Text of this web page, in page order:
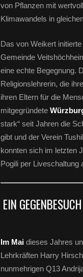
von Pflanzen mit
Klimawandels in
Das von Weikert
Gemeinde
eine echte Begegnung.
Religionslehrerin, die
ihren Eltern für die
mitgegründete
stark“ seit Jahren die
gibt und der Verein
konnten sich im letzten
Pogili per Liveschaltung
EIN
Im Mai dieses Jahres
Lehrkräften Harry
nunmehrigen Q13